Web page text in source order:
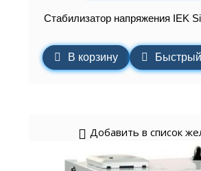
Стабилизатор напряжения IEK
В корзину
Добавить в список